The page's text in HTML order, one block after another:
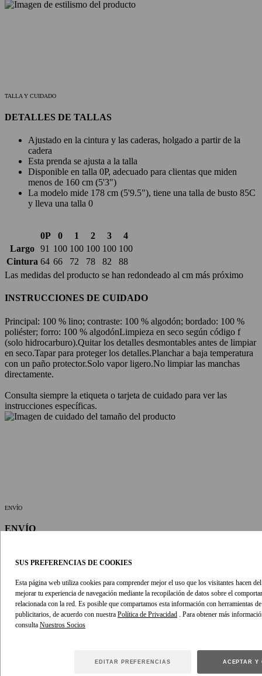
SUS PREFERENCIAS DE COOKIES
Esta página web utiliza cookies para comprender mejor el uso que los visitantes hacen
mejorar tu experiencia de navegación mediante la recopilación de datos sobre el
relacionada con la red. Es posible que compartamos esta información con herramientas
publicitarios, de acuerdo con nuestra Política de Privacidad . Para obtener más
consulta
EDITAR PREFERENCIAS ACEPTAR Y
TALLA Y CUIDADO
DETALLES DE TALLAS
Ajustado en la cintura y las caderas, holgado a partir de la
cadera
Esta prenda se ajusta a la talla
Disponible en talla 0P, adecuado para clientas que miden
menos de 160 cm (5'3")
La modelo mide 178 cm (5'9.5"), tiene una talla de busto 85C
y lleva una talla 0
0P 0 1 2 3
4
Largo 91 100 100 100 100 100
Cintura 64 66 72 78 82
88
Las medidas del producto se han redondeado al cm más próximo
INSTRUCCIONES DE CUIDADO
Principal: 100 % lino; contraste: 100 % algodón; bordado: 100 %
poliéster; forro: 100 % algodónLimpieza en seco según código f
(solo hidrocarburo).Quitar los detalles desmontables antes de limpiar
en seco.Tapar para proteger los detalles.Planchar a baja temperatura
con un paño protector.Solo vapor ligero.No limpiar las manchas
directamente.
Consulta siempre la etiqueta o tarjeta de cuidado para ver las
instrucciones específicas.
ENVÍO
ENVÍO
horas. Los envíos metropolitanos llegarán en un plazo de 2-3 días
días laborables adicionales. Durante los periodos de rebajas,
necesitaremos 1-2 días más para procesar tu pedido.
Ver Política de Envío
Compra con seguridad sabiendo que puedes devolver gratuitamente
tus compras en línea a través de nuestro servicio de mensajería para